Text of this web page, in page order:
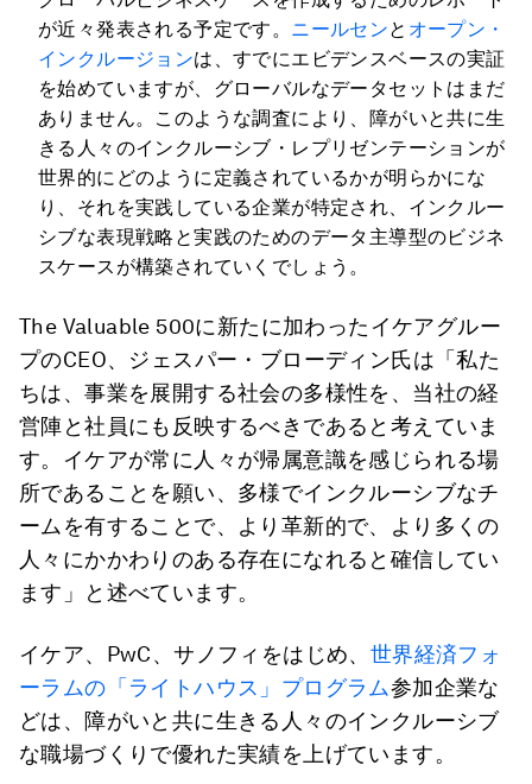
が近々発表される予定です。 ニールセンと オープン・
インクルージョンは、すでにエビデンスベースの実証
を始めていますが、グローバルなデータセットはまだ
ありません。このような調査により、障がいと共に生
きる人々のインクルーシブ・レプリゼンテーションが
世界的にどのように定義されているかが明らかにな
り、それを実践している企業が特定され、インクルー
シブな表現戦略と実践のためのデータ主導型のビジネ
スケースが構築されていくでしょう。
The Valuable 500に新たに加わったイケアグルー
プのCEO、ジェスパー・ブローディン氏は「私た
ちは、事業を展開する社会の多様性を、当社の経
営陣と社員にも反映するべきであると考えていま
す。イケアが常に人々が帰属意識を感じられる場
所であることを願い、多様でインクルーシブなチ
ームを有することで、より革新的で、より多くの
人々にかかわりのある存在になれると確信してい
ます」と述べています。
イケア、PwC、サノフィをはじめ、 世界経済フォ
ーラムの「ライトハウス」プログラム参加企業な
どは、障がいと共に生きる人々のインクルーシブ
な職場づくりで優れた実績を上げています。